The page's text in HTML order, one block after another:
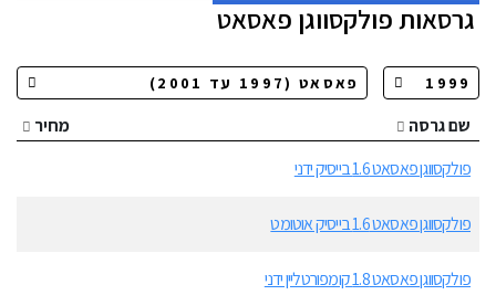
גרסאותפולקסווגן פאסאט
שם גרסה
מחיר
פולקסווגן פאסאט 1.6 בייסיק ידני
פולקסווגן פאסאט 1.6 בייסיק אוטומט
פולקסווגן פאסאט 1.8 קומפורטליין ידני